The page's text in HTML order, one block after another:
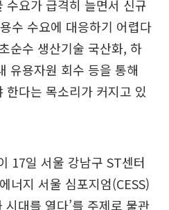
수요가 급격히 늘면서 신규
수 수요에 대응하기 어렵다
순수 생산기술 국산화, 하
유용자원 회수 등을 통해
다는 목소리가 커지고 있
17일 서울 강남구 ST센터
너지 서울 심포지엄(CESS)
시대를 열다’를 주제로 물관